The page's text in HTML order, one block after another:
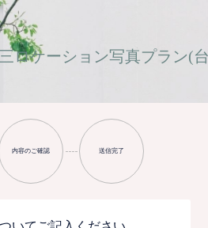
ロケーション写真プラン(
内容のご確認 送信完了